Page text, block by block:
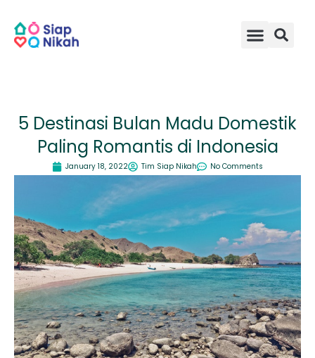
content
5 Destinasi Bulan Madu Domestik
Paling Romantis di Indonesia
January 18, 2022 Tim Siap Nikah No Comments